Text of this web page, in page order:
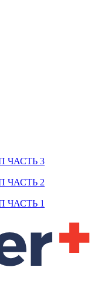
ЧАСТЬ 3
ЧАСТЬ 2
ЧАСТЬ 1